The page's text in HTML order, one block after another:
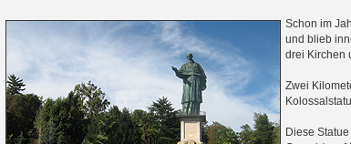
Schon im
und blieb
drei Kirchen
Zwei
Diese